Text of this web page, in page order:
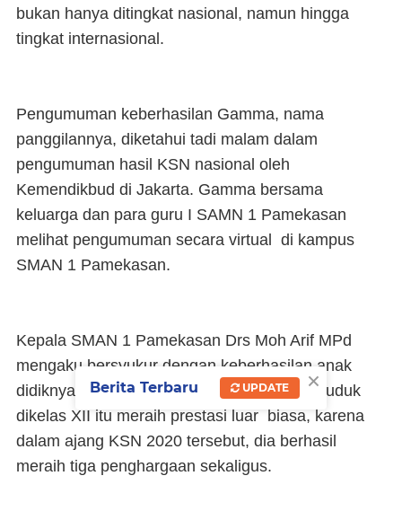
bukan hanya ditingkat nasional, namun hingga
tingkat internasional.
Pengumuman keberhasilan Gamma, nama
panggilannya, diketahui tadi malam dalam
pengumuman hasil KSN nasional oleh
Kemendikbud di Jakarta. Gamma bersama
keluarga dan para guru I SAMN 1 Pamekasan
melihat pengumuman secara virtual di kampus
SMAN 1 Pamekasan.
Kepala SMAN 1 Pamekasan Drs Moh Arif MPd
mengaku bersyukur dengan keberhasilan anak
didiknya itu. Dia bilang, Gamma yang kini duduk
dikelas XII itu meraih prestasi luar biasa, karena
dalam ajang KSN 2020 tersebut, dia berhasil
meraih tiga penghargaan sekaligus.
×
Berita Terbaru UPDATE